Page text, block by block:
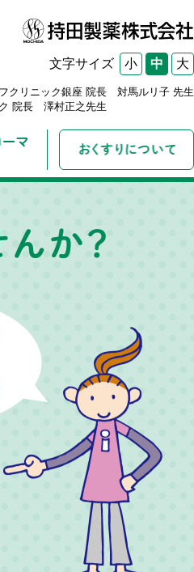
文字サイズ 小 中 大
クリニック銀座 院長
対馬ルリ子 先生
院長 澤村正之先生
置した場合のリスク［女性］
を防ぐために